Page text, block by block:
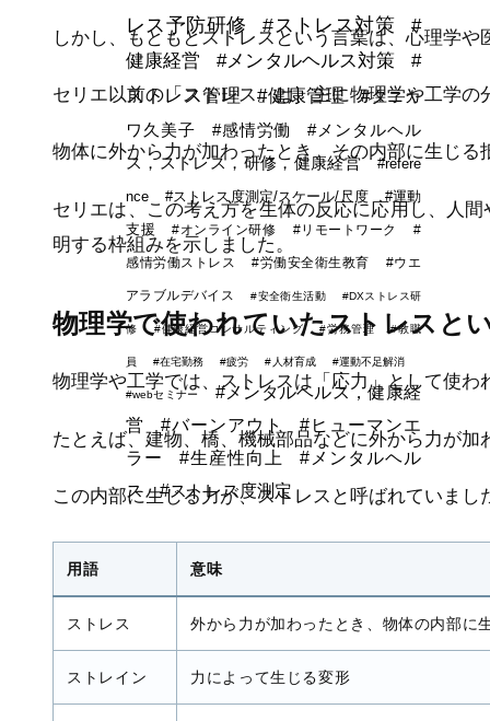
しかし、もともとストレスという言葉は、心理学
セリエ以前の「ストレス」は、主に物理学や工学の
物体に外から力が加わったとき、その内部に生じ
セリエは、この考え方を生体の反応に応用し、人
明する枠組みを示しました。
物理学で使われていたストレスと
物理学や工学では、ストレスは「応力」として使わ
たとえば、建物、橋、機械部品などに外から力が
この内部に生じる力が、ストレスと呼ばれていまし
用語 意味
ストレス 外から力が加わったとき、物体の内部に
ストレイン 力によって生じる変形
レス予防研修
#ストレス対策
#
健康経営
#メンタルヘルス対策
#
ストレス管理
#健康管理
#タニカ
ワ久美子
#感情労働
#メンタルヘル
ス，ストレス，研修，健康経営
#refere
nce
#ストレス度測定/スケール/尺度
#運動
支援
#オンライン研修 #リモートワーク #
感情労働ストレス #労働安全衛生教育 #ウエ
アラブルデバイス #安全衛生活動 #DXストレス研
修 #健康経営コンサルティング #労務管理 #教職
員 #在宅勤務 #疲労 #人材育成 #運動不足解消
#webセミナー
#メンタルヘルス，健康経
営
#バーンアウト
#ヒューマンエ
ラー
#生産性向上
#メンタルヘル
ス
#ストレス度測定